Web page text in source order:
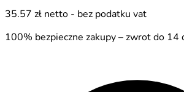
35.57 zł netto - bez podatku vat
100% bezpieczne zakupy – zwrot do 14